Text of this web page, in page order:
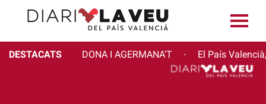
DESTACATS DONA I AGERMANA'T · El País